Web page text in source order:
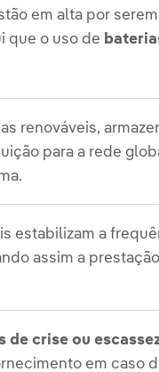
em alta por
que o uso de
renováveis,
para a rede
estabilizam a
assim a
de crise ou
em caso